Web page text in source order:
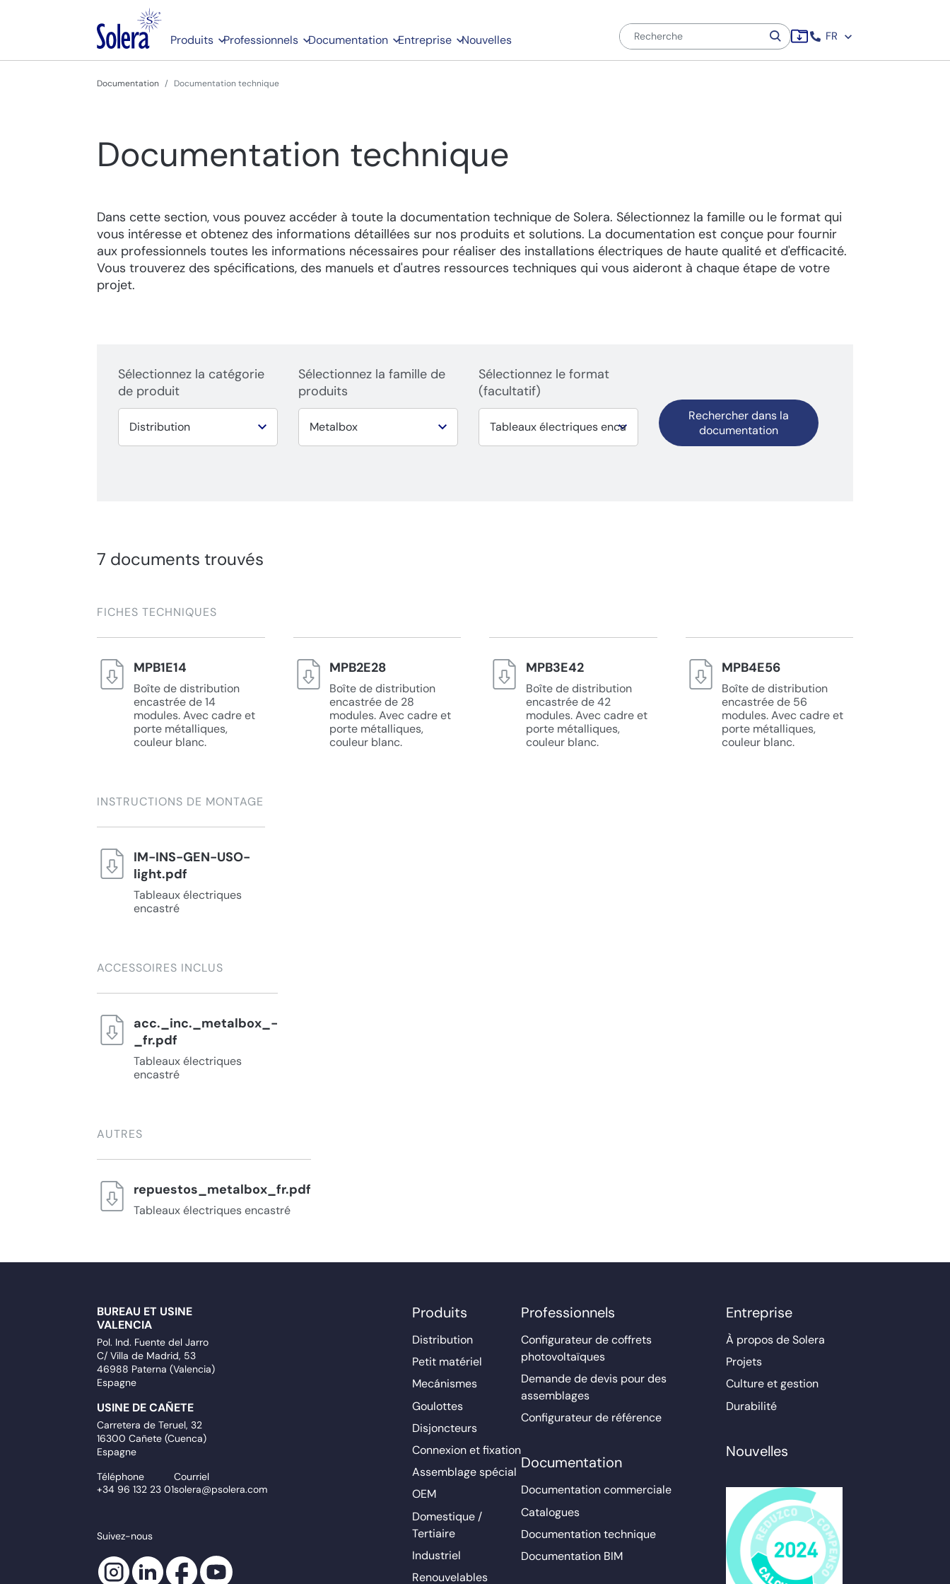
Produits Professionnels Documentation Entreprise Nouvelles FR
Documentation Documentation technique
Documentation technique
Dans cette section, vous pouvez accéder à toute la documentation technique de Solera. Sélectionnez la famille ou le format qui
vous intéresse et obtenez des informations détaillées sur nos produits et solutions. La documentation est conçue pour fournir
aux professionnels toutes les informations nécessaires pour réaliser des installations électriques de haute qualité et d'efficacité.
Vous trouverez des spécifications, des manuels et d'autres ressources techniques qui vous aideront à chaque étape de votre
projet.
Sélectionnez la catégorie
de produit
Sélectionnez la famille de
produits
Sélectionnez le format
(facultatif)
Rechercher dans la
documentation
7 documents trouvés
FICHES TECHNIQUES
MPB1E14
Boîte de distribution
encastrée de 14
modules. Avec cadre et
porte métalliques,
couleur blanc.
MPB2E28
Boîte de distribution
encastrée de 28
modules. Avec cadre et
porte métalliques,
couleur blanc.
MPB3E42
Boîte de distribution
encastrée de 42
modules. Avec cadre et
porte métalliques,
couleur blanc.
MPB4E56
Boîte de distribution
encastrée de 56
modules. Avec cadre et
porte métalliques,
couleur blanc.
INSTRUCTIONS DE MONTAGE
IM-INS-GEN-USO-
light.pdf
Tableaux électriques
encastré
ACCESSOIRES INCLUS
acc._inc._metalbox_-
_fr.pdf
Tableaux électriques
encastré
AUTRES
repuestos_metalbox_fr.pdf
Tableaux électriques encastré
BUREAU ET USINE
VALENCIA
Pol. Ind. Fuente del Jarro
C/ Villa de Madrid, 53
46988 Paterna (Valencia)
Espagne
USINE DE CAÑETE
Carretera de Teruel, 32
16300 Cañete (Cuenca)
Espagne
Téléphone
+34 96 132 23 01
Courriel
solera@psolera.com
Suivez-nous
Produits
Distribution
Petit matériel
Mecánismes
Goulottes
Disjoncteurs
Connexion et fixation
Assemblage spécial
OEM
Domestique /
Tertiaire
Industriel
Renouvelables
Professionnels
Configurateur de coffrets
photovoltaïques
Demande de devis pour des
assemblages
Configurateur de référence
Documentation
Documentation commerciale
Catalogues
Documentation technique
Documentation BIM
Entreprise
À propos de Solera
Projets
Culture et gestion
Durabilité
Nouvelles